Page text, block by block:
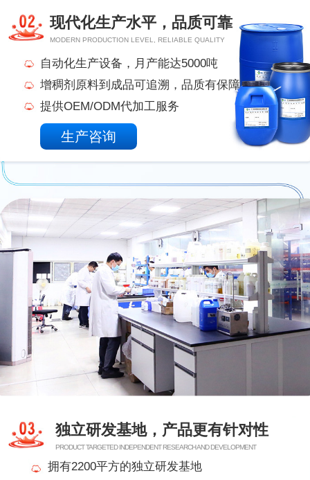
现代化生产水平，品质可靠
MODERN PRODUCTION LEVEL, RELIABLE QUALITY
自动化生产设备，月产能达5000吨
增稠剂原料到成品可追溯，品质有保障
提供OEM/ODM代加工服务
生产咨询
独立研发基地，产品更有针对性
PRODUCT TARGETED INDEPENDENT RESEARCH AND DEVELOPMENT
拥有2200平方的独立研发基地